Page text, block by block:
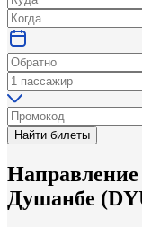
Найти билеты
Направление
Душанбе (